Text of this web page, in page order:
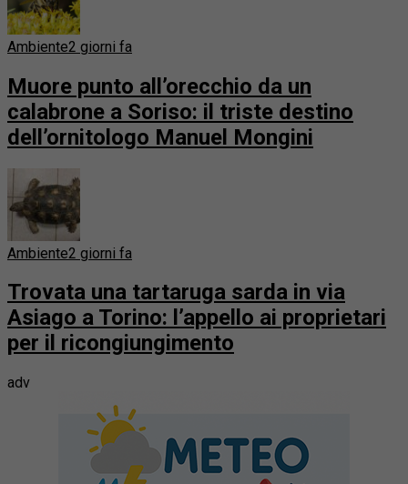
Ambiente2 giorni fa
Muore punto all’orecchio da un
calabrone a Soriso: il triste destino
dell’ornitologo Manuel Mongini
Ambiente2 giorni fa
Trovata una tartaruga sarda in via
Asiago a Torino: l’appello ai proprietari
per il ricongiungimento
adv